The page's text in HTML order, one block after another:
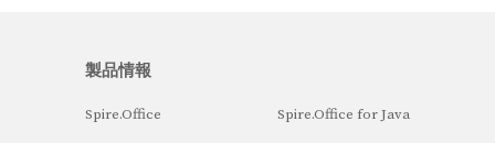
製品情報
Spire.Office Spire.Office for Java